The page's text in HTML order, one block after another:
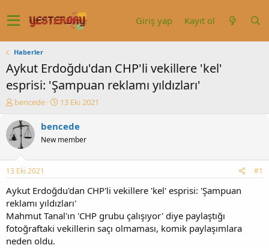
Giriş yap Kayıt ol
Haberler
Aykut Erdoğdu'dan CHP'li vekillere 'kel'
esprisi: 'Şampuan reklamı yıldızları'
K
n
u
y
b
a
ş
l
a
t
a
n
bencede
B
ş
a
ç
t
a
r
i
13 Eki 2021
bencede
New member
13 Eki 2021 #1
Aykut Erdoğdu'dan CHP'li vekillere 'kel' esprisi: 'Şampuan
reklamı yıldızları'
Mahmut Tanal'ın 'CHP grubu çalışıyor' diye paylaştığı
fotoğraftaki vekillerin saçı olmaması, komik paylaşımlara
neden oldu.